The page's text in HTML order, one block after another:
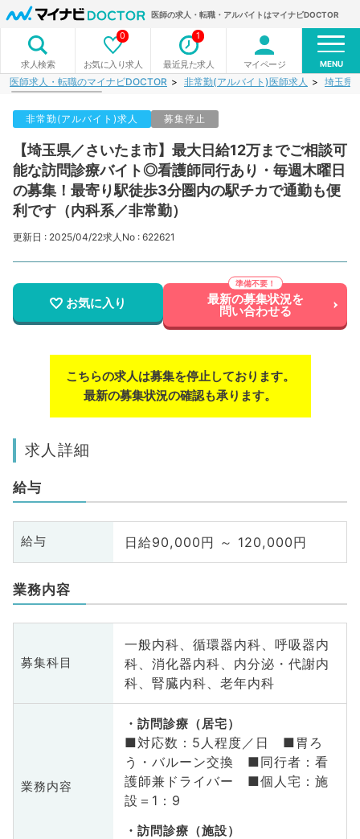
医師の求人・転職・アルバイトはマイナビDOCTOR
求人検索 お気に入り求人
0
最近見た求人
1
マイページ MENU
医師求人・転職のマイナビDOCTOR 非常勤(アルバイト)医師求人 埼玉県
非常勤(アルバイト)求人 募集停止
【埼玉県／さいたま市】最大日給12万までご相談可
能な訪問診療バイト◎看護師同行あり・毎週木曜日
の募集！最寄り駅徒歩3分圏内の駅チカで通勤も便
利です（内科系／非常勤）
更新日 : 2025/04/22求人No : 622621
お気に入り 最新の募集状況を
問い合わせる
こちらの求人は募集を停止しております。
最新の募集状況の確認も承ります。
求人詳細
給与
給与 日給90,000円 ～ 120,000円
業務内容
募集科目
一般内科、循環器内科、呼吸器内
科、消化器内科、内分泌・代謝内
科、腎臓内科、老年内科
業務内容
訪問診療（居宅）
■対応数：5人程度／日 ■胃ろ
う・バルーン交換 ■同行者：看
護師兼ドライバー ■個人宅：施
設＝1：9
訪問診療（施設）